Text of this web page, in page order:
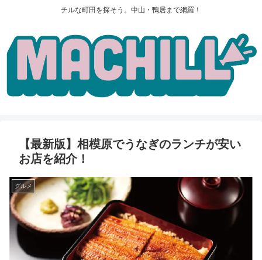
チルな町田を探そう。中山・鴨居まで網羅！
【最新版】相模原でうなぎのランチが安い
お店を紹介！
グルメ